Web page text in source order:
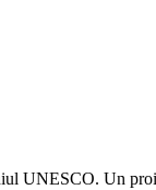
UNESCO. Un